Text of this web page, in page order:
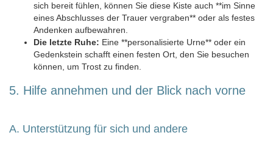
sich bereit fühlen, können Sie diese Kiste auch **im Sinne
eines Abschlusses der Trauer vergraben** oder als festes
Andenken aufbewahren.
Die letzte Ruhe: Eine **personalisierte Urne** oder ein
Gedenkstein schafft einen festen Ort, den Sie besuchen
können, um Trost zu finden.
5. Hilfe annehmen und der Blick nach vorne
A. Unterstützung für sich und andere